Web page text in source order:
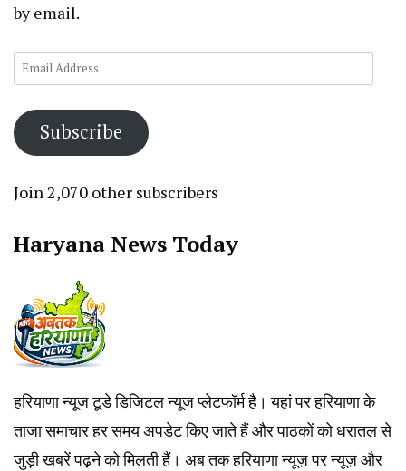
by email.
Email
Subscribe
Join 2,070 other subscribers
Haryana News Today
हरियाणा न्यूज टूडे डिजिटल न्यूज प्लेटफॉर्म है। यहां पर हरियाणा के
ताजा समाचार हर समय अपडेट किए जाते हैं और पाठकों को धरातल से
जुड़ी खबरें पढ़ने को मिलती हैं। अब तक हरियाणा न्यूज़ पर न्यूज़ और